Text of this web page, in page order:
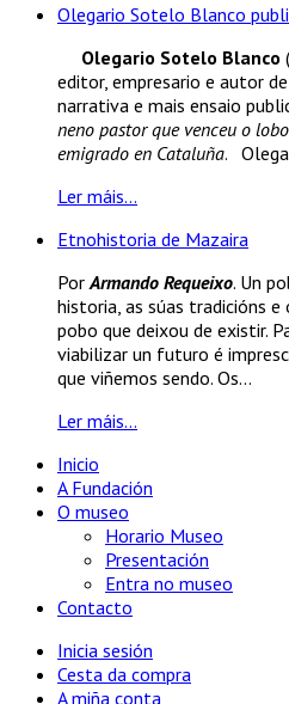
Olegario Sotelo Blanco
Olegario Sotelo Blanco
editor, empresario e autor
narrativa e mais ensaio
neno pastor que venceu o
emigrado en Cataluña.
Ler máis...
Etnohistoria de Mazaira
Por Armando Requeixo. Un
historia, as súas tradicións e
pobo que deixou de existir.
viabilizar un futuro é
que viñemos sendo. Os...
Ler máis...
Inicio
A Fundación
O museo
Horario Museo
Presentación
Entra no museo
Contacto
Inicia sesión
Cesta da compra
A miña conta